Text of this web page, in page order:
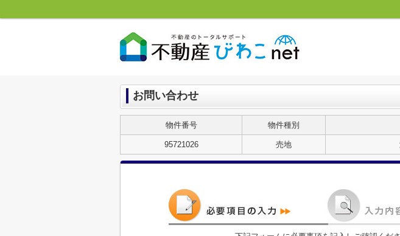
お問い合わせ
物件番号 物件種別
95721026 売地